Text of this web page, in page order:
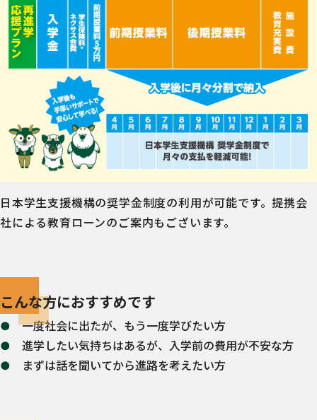
日本学生支援機構の奨学金制度の利用が可能です。提携会
社による教育ローンのご案内もございます。
こんな方におすすめです
一度社会に出たが、もう一度学びたい方
進学したい気持ちはあるが、入学前の費用が不安な方
まずは話を聞いてから進路を考えたい方